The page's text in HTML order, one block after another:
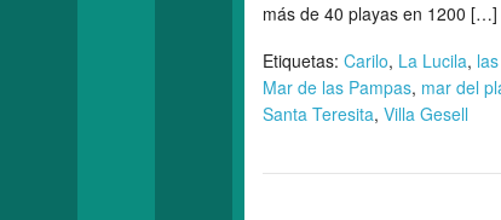
más de 40 playas en 1200 […]
Etiquetas: Carilo, La Lucila,
Mar de las Pampas, mar del
Santa Teresita, Villa Gesell